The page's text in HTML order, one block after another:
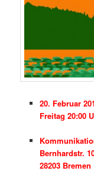
20. Februar
Freitag 20:00
Bernhardstr.
28203 Bremen